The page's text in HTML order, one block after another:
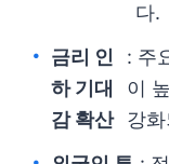
다.
금리 인
하 기대
감 확산
: 주
이
강